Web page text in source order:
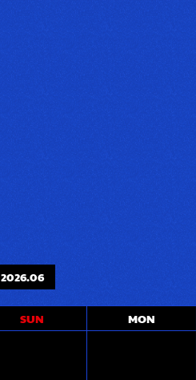
2026.06
SUN MON